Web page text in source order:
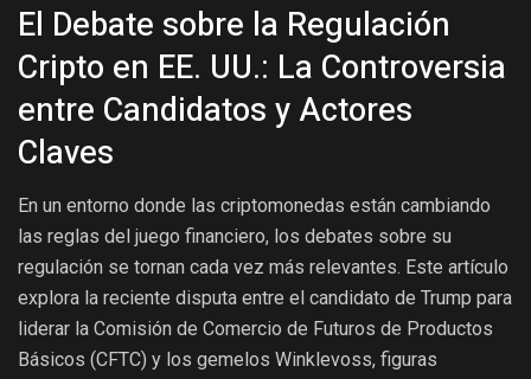
El Debate sobre la Regulación
Cripto en EE. UU.: La Controversia
entre Candidatos y Actores
Claves
En un entorno donde las criptomonedas están cambiando
las reglas del juego financiero, los debates sobre su
regulación se tornan cada vez más relevantes. Este artículo
explora la reciente disputa entre el candidato de Trump para
liderar la Comisión de Comercio de Futuros de Productos
Básicos (CFTC) y los gemelos Winklevoss, figuras